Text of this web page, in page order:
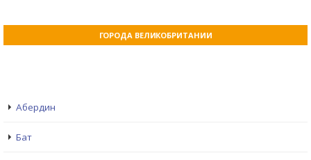
ГОРОДА ВЕЛИКОБРИТАНИИ
Абердин
Бат